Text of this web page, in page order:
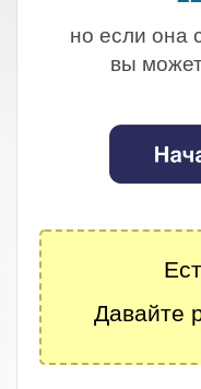
но если она
вы
Давайте